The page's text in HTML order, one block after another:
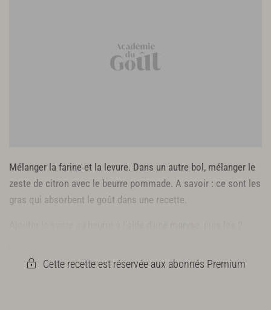
Mélanger la farine et la levure. Dans un autre bol, mélanger le
zeste de citron avec le beurre pommade. A savoir : ce sont les
gras qui absorbent le goût dans une recette.
Cette recette est réservée aux abonnés Premium